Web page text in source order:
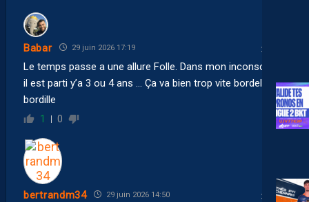
Babar 29 juin 2026 17:19
Le temps passe a une allure Folle. Dans mon inconscient
il est parti y’a 3 ou 4 ans … Ça va bien trop vite bordel de
bordille
1 0
bertrandm34 29 juin 2026 14:50